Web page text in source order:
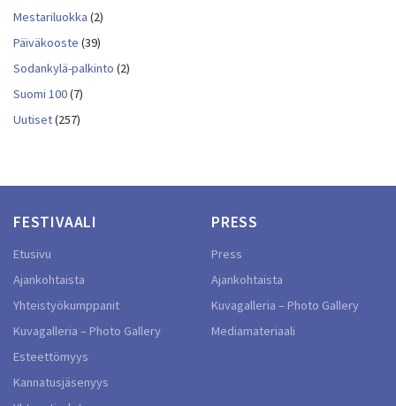
Mestariluokka (2)
Päiväkooste (39)
Sodankylä-palkinto (2)
Suomi 100(7)
Uutiset(257)
FESTIVAALI
Etusivu
Ajankohtaista
Yhteistyökumppanit
Kuvagalleria – Photo Gallery
Esteettömyys
Kannatusjäsenyys
PRESS
Press
Ajankohtaista
Kuvagalleria – Photo Gallery
Mediamateriaali